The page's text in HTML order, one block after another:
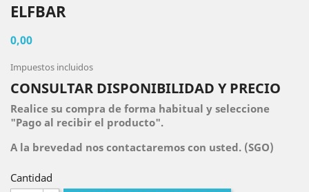
ELFBAR
0,00
Impuestos incluidos
CONSULTAR DISPONIBILIDAD Y PRECIO
Realice su compra de forma habitual y seleccione
"Pago al recibir el producto".
A la brevedad nos contactaremos con usted. (SGO)
Cantidad